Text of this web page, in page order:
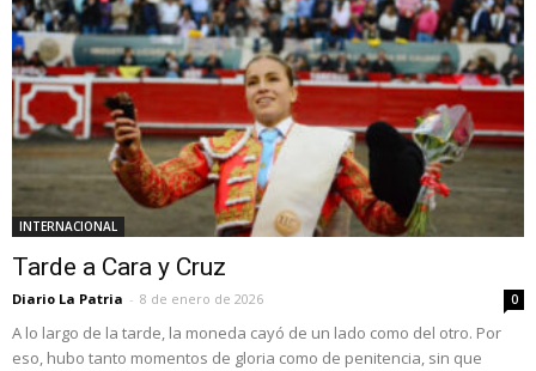
INTERNACIONAL
Tarde a Cara y Cruz
Diario La Patria - 8 de enero de 2026 0
A lo largo de la tarde, la moneda cayó de un lado como del otro. Por
eso, hubo tanto momentos de gloria como de penitencia, sin que